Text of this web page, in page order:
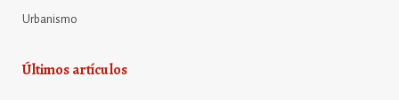
Urbanismo
Últimos artículos